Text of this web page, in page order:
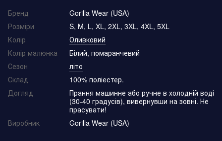
Бренд
Gorilla Wear (USA)
Розміри
S, M, L, XL, 2XL, 3XL, 4XL, 5XL
Колір
Оливковий
Колір малюнка
Білий, помаранчевий
Сезон
літо
Склад
100% поліестер.
Догляд
Прання машинне або ручне в холодній воді
(30-40 градусів), вивернувши на зовні. Не
прасувати!
Виробник
Gorilla Wear (USA)